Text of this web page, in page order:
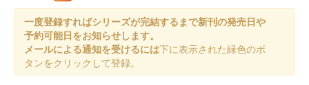
一度登録すればシリーズが完結するまで新刊の発売日や
予約可能日をお知らせします。
メールによる通知を受けるには下に表示された緑色のボ
タンをクリックして登録。